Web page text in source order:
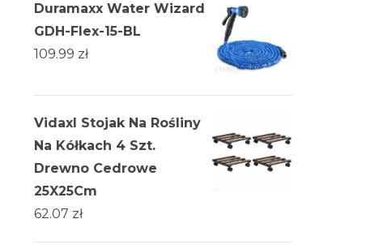
Duramaxx Water Wizard
GDH-Flex-15-BL
109.99 zł
Vidaxl Stojak Na Rośliny
Na Kółkach 4 Szt.
Drewno Cedrowe
25X25Cm
62.07 zł